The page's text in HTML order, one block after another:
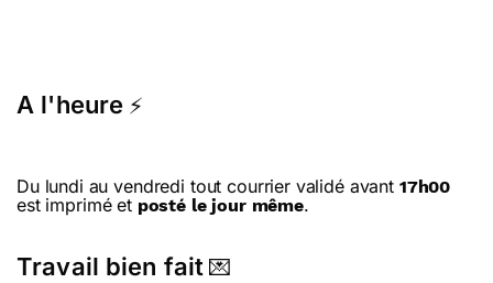
A l'heure ⚡
Du lundi au vendredi tout courrier validé avant 17h00
est imprimé et posté le jour même.
Travail bien fait 💌